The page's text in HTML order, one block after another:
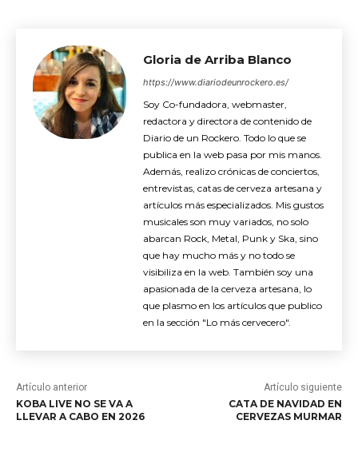
Gloria de Arriba Blanco
https://www.diariodeunrockero.es/
Soy Co-fundadora, webmaster,
redactora y directora de contenido de
Diario de un Rockero. Todo lo que se
publica en la web pasa por mis manos.
Además, realizo crónicas de conciertos,
entrevistas, catas de cerveza artesana y
artículos más especializados. Mis gustos
musicales son muy variados, no solo
abarcan Rock, Metal, Punk y Ska, sino
que hay mucho más y no todo se
visibiliza en la web. También soy una
apasionada de la cerveza artesana, lo
que plasmo en los artículos que publico
en la sección "Lo más cervecero".
Artículo anterior
KOBA LIVE NO SE VA A
LLEVAR A CABO EN 2026
Artículo siguiente
CATA DE NAVIDAD EN
CERVEZAS MURMAR